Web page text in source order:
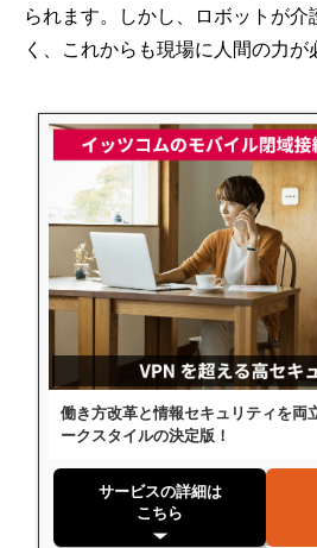
られます。しかし、ロボットが
く、これからも現場に人間の力が
働き方改革と情報セキュリティを両
ークスタイルの決定版！
サービスの詳細は
こちら